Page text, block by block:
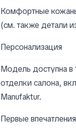
Комфортные
(см. также детали
Персонализация
Модель доступна в
отделки салона,
Manufaktur.
Первые